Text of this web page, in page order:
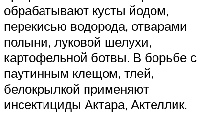
обрабатывают кусты йодом,
перекисью водорода, отварами
полыни, луковой шелухи,
картофельной ботвы. В борьбе с
паутинным клещом, тлей,
белокрылкой применяют
инсектициды Актара, Актеллик.